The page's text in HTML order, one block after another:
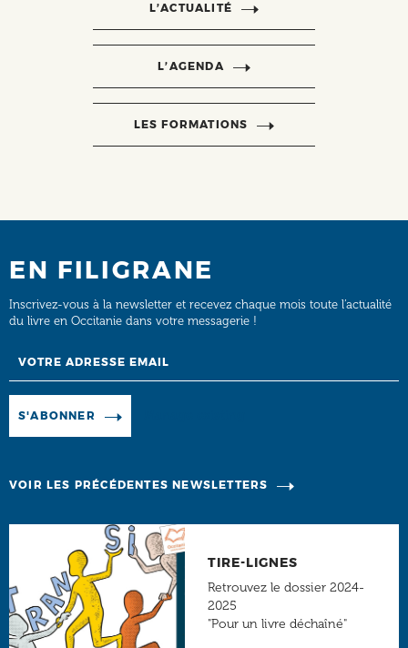
L’ACTUALITÉ
L’AGENDA
LES FORMATIONS
EN FILIGRANE
Inscrivez-vous à la newsletter et recevez chaque mois toute l’actualité
du livre en Occitanie dans votre messagerie !
S'ABONNER
VOIR LES PRÉCÉDENTES NEWSLETTERS
TIRE-LIGNES
Retrouvez le dossier 2024-
2025
"Pour un livre déchaîné"